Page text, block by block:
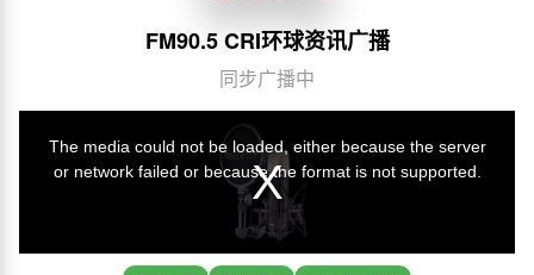
FM90.5 CRI环球资讯广播
同步广播中